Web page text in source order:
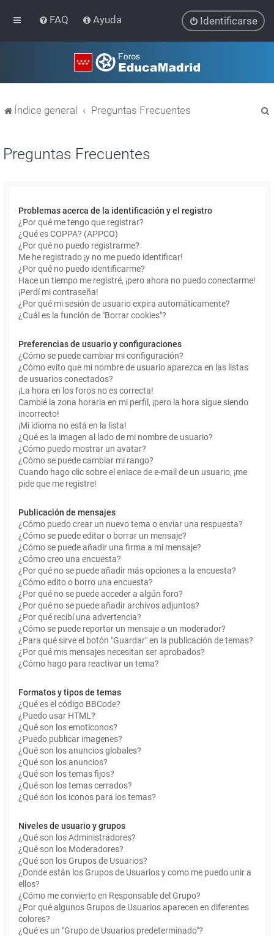
FAQ Ayuda Identificarse
Índice general Preguntas Frecuentes
Preguntas Frecuentes
Problemas acerca de la identificación y el registro
¿Por qué me tengo que registrar?
¿Qué es COPPA? (APPCO)
¿Por qué no puedo registrarme?
Me he registrado ¡y no me puedo identificar!
¿Por qué no puedo identificarme?
Hace un tiempo me registré, ¡pero ahora no puedo conectarme!
¡Perdí mi contraseña!
¿Por qué mi sesión de usuario expira automáticamente?
¿Cuál es la función de "Borrar cookies"?
Preferencias de usuario y configuraciones
¿Cómo se puede cambiar mi configuración?
¿Cómo evito que mi nombre de usuario aparezca en las listas
de usuarios conectados?
¡La hora en los foros no es correcta!
Cambié la zona horaria en mi perfil, ¡pero la hora sigue siendo
incorrecto!
¡Mi idioma no está en la lista!
¿Qué es la imagen al lado de mi nombre de usuario?
¿Cómo puedo mostrar un avatar?
¿Cómo se puede cambiar mi rango?
Cuando hago clic sobre el enlace de e-mail de un usuario, ¡me
pide que me registre!
Publicación de mensajes
¿Cómo puedo crear un nuevo tema o enviar una respuesta?
¿Cómo se puede editar o borrar un mensaje?
¿Cómo se puede añadir una firma a mi mensaje?
¿Cómo creo una encuesta?
¿Por qué no se puede añadir más opciones a la encuesta?
¿Cómo edito o borro una encuesta?
¿Por qué no se puede acceder a algún foro?
¿Por qué no se puede añadir archivos adjuntos?
¿Por qué recibí una advertencia?
¿Cómo se puede reportar un mensaje a un moderador?
¿Para qué sirve el botón "Guardar" en la publicación de temas?
¿Por qué mis mensajes necesitan ser aprobados?
¿Cómo hago para reactivar un tema?
Formatos y tipos de temas
¿Qué es el código BBCode?
¿Puedo usar HTML?
¿Qué son los emoticonos?
¿Puedo publicar imagenes?
¿Qué son los anuncios globales?
¿Qué son los anuncios?
¿Qué son los temas fijos?
¿Qué son los temas cerrados?
¿Qué son los iconos para los temas?
Niveles de usuario y grupos
¿Qué son los Administradores?
¿Qué son los Moderadores?
¿Qué son los Grupos de Usuarios?
¿Donde están los Grupos de Usuarios y como me puedo unir a
ellos?
¿Cómo me convierto en Responsable del Grupo?
¿Por qué algunos Grupos de Usuarios aparecen en diferentes
colores?
¿Qué es un "Grupo de Usuarios predeterminado"?